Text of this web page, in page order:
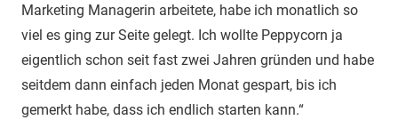
Marketing Managerin arbeitete, habe ich monatlich so
viel es ging zur Seite gelegt. Ich wollte Peppycorn ja
eigentlich schon seit fast zwei Jahren gründen und habe
seitdem dann einfach jeden Monat gespart, bis ich
gemerkt habe, dass ich endlich starten kann.“